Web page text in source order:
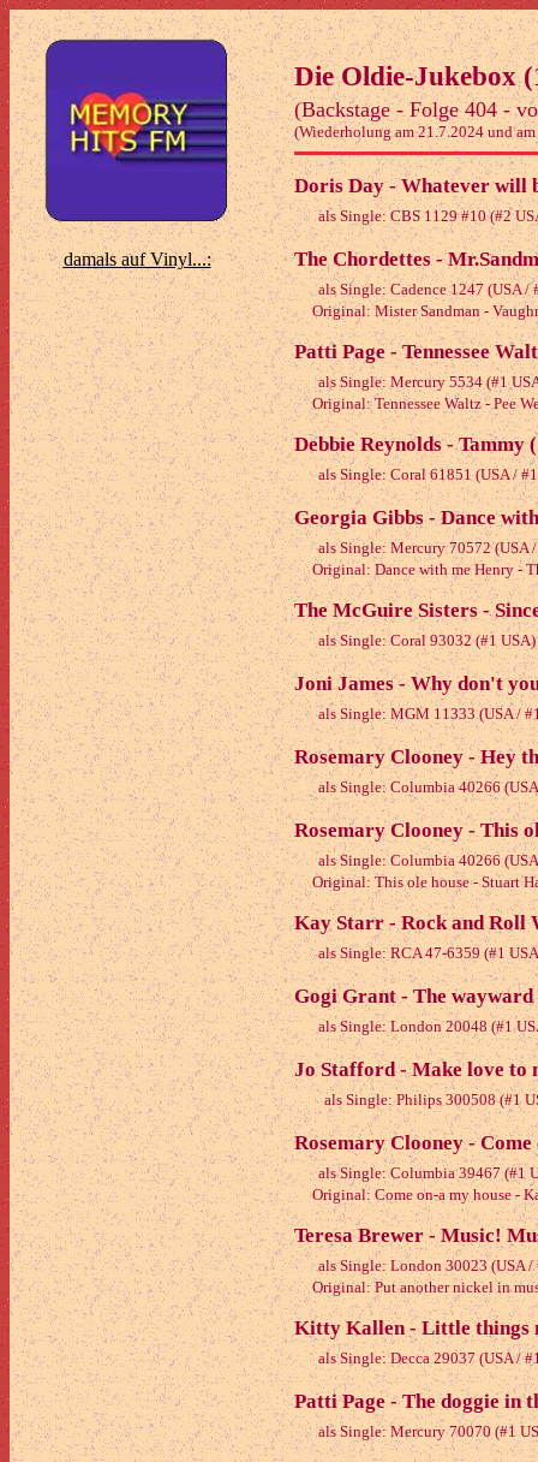
damals auf Vinyl...:
Die Oldie-Jukebox
(Backstage - Folge 404 -
(Wiederholung am 21.7.2024 und
Doris Day - Whatever will
als Single: CBS 1129 #10 (#2
The Chordettes -
als Single: Cadence 1247 (USA /
Original: Mister Sandman -
Patti Page - Tennessee
als Single: Mercury 5534 (#1
Original: Tennessee Waltz - Pee
Debbie Reynolds - Tammy
als Single: Coral 61851 (USA /
Georgia Gibbs - Dance
als Single: Mercury 70572 (USA
Original: Dance with me Henry -
The McGuire Sisters -
als Single: Coral 93032 (#1 USA)
Joni James - Why don't
als Single: MGM 11333 (USA /
Rosemary Clooney - Hey
als Single: Columbia 40266
Rosemary Clooney - This
als Single: Columbia 40266
Original: This ole house - Stuart
Kay Starr - Rock and Roll
als Single: RCA 47-6359 (#1
Gogi Grant - The wayward
als Single: London 20048 (#1
Jo Stafford - Make love to
als Single: Philips 300508 (#1
Rosemary Clooney -
als Single: Columbia 39467 (#1
Original: Come on-a my house -
Teresa Brewer - Music!
als Single: London 30023 (USA /
Original: Put another nickel in
Kitty Kallen - Little things
als Single: Decca 29037 (USA /
Patti Page - The doggie in
als Single: Mercury 70070 (#1